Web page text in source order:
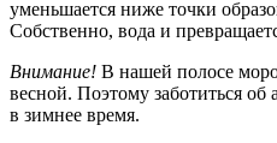
уменьшается ниже точки
Собственно, вода и
Внимание! В нашей полосе
весной. Поэтому заботиться об
в зимнее время.